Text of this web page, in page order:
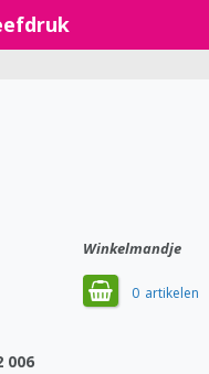
Winkelmandje
0
006